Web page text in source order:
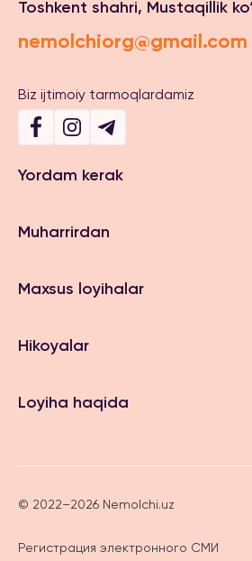
Toshkent shahri, Mustaqillik
nemolchiorg@gmail.com
Biz ijtimoiy tarmoqlardamiz
Yordam kerak
Muharrirdan
Maxsus loyihalar
Hikoyalar
Loyiha haqida
© 2022–2026 Nemolchi.uz
Регистрация электронного СМИ